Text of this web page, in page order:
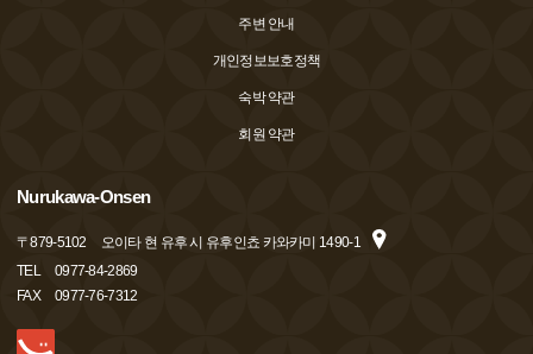
주변 안내
개인정보보호정책
숙박 약관
회원 약관
Nurukawa-Onsen
〒879-5102
오이타 현 유후 시 유후인쵸 카와카미 1490-1
TEL
0977-84-2869
FAX
0977-76-7312